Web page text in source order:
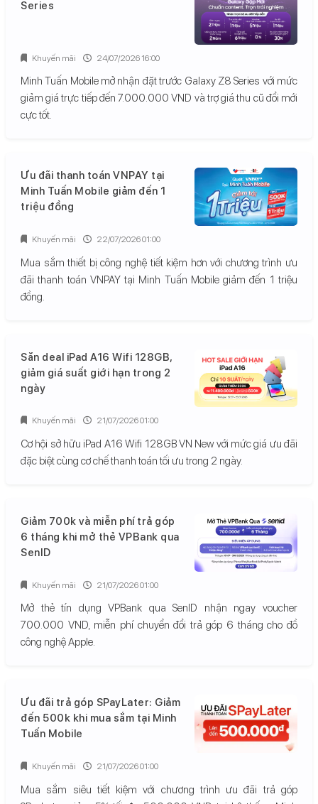
Series
Minh Tuấn Mobile mở nhận đặt trước Galaxy Z8 Series với mức
giảm giá trực tiếp đến 7.000.000 VND và trợ giá thu cũ đổi mới
cực tốt.
Khuyến mãi 24/07/2026 16:00
Ưu đãi thanh toán VNPAY tại
Minh Tuấn Mobile giảm đến 1
triệu đồng
Mua sắm thiết bị công nghệ tiết kiệm hơn với chương trình ưu
đãi thanh toán VNPAY tại Minh Tuấn Mobile giảm đến 1 triệu
đồng.
Khuyến mãi 22/07/2026 01:00
Săn deal iPad A16 Wifi 128GB,
giảm giá suất giới hạn trong 2
ngày
Cơ hội sở hữu iPad A16 Wifi 128GB VN New với mức giá ưu đãi
đặc biệt cùng cơ chế thanh toán tối ưu trong 2 ngày.
Khuyến mãi 21/07/2026 01:00
Giảm 700k và miễn phí trả góp
6 tháng khi mở thẻ VPBank qua
SenID
Mở thẻ tín dụng VPBank qua SenID nhận ngay voucher
700.000 VND, miễn phí chuyển đổi trả góp 6 tháng cho đồ
công nghệ Apple.
Khuyến mãi 21/07/2026 01:00
Ưu đãi trả góp SPayLater: Giảm
đến 500k khi mua sắm tại Minh
Tuấn Mobile
Mua sắm siêu tiết kiệm với chương trình ưu đãi trả góp
Khuyến mãi 21/07/2026 01:00